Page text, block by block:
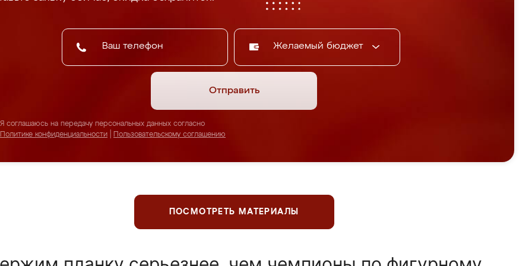
Желаемый бюджет
Отправить
Я соглашаюсь на передачу персональных данных согласно
Политике конфиденциальности
Пользовательскому соглашению
ПОСМОТРЕТЬ МАТЕРИАЛЫ